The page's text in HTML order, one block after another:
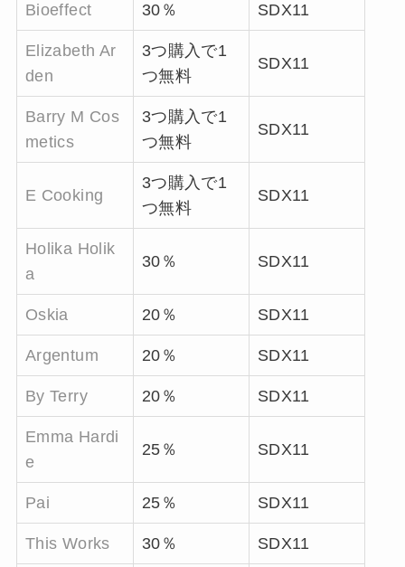
Bioeffect 30％ SDX11
Elizabeth Ar
den
3つ購入で1
つ無料
SDX11
Barry M Cos
metics
3つ購入で1
つ無料
SDX11
E Cooking
3つ購入で1
つ無料
SDX11
Holika Holik
a
30％ SDX11
Oskia 20％ SDX11
Argentum 20％ SDX11
By Terry 20％ SDX11
Emma Hardi
e
25％ SDX11
Pai 25％ SDX11
This Works 30％ SDX11